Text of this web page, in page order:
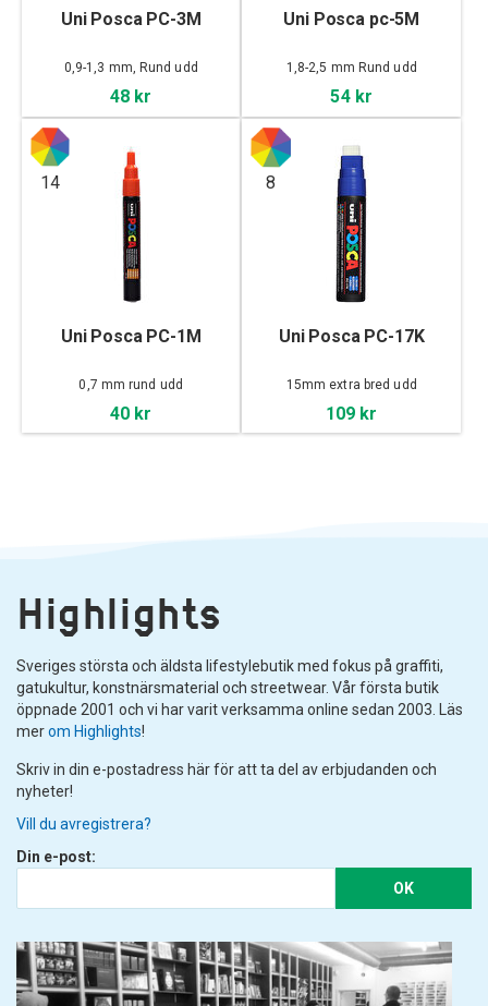
Uni Posca PC-3M
0,9-1,3 mm, Rund udd
48 kr
Uni Posca pc-5M
1,8-2,5 mm Rund udd
54 kr
14
Uni Posca PC-1M
0,7 mm rund udd
40 kr
8
Uni Posca PC-17K
15mm extra bred udd
109 kr
Highlights
Sveriges största och äldsta lifestylebutik med fokus på graffiti,
gatukultur, konstnärsmaterial och streetwear. Vår första butik
öppnade 2001 och vi har varit verksamma online sedan 2003. Läs
merom Highlights!
Skriv in din e-postadress här för att ta del av erbjudanden och
nyheter!
Vill du avregistrera?
Din e-post:
OK